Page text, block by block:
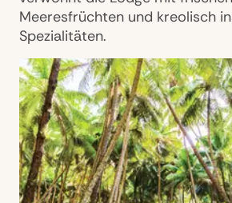
Meeresfrüchten und kreolisch
Spezialitäten.